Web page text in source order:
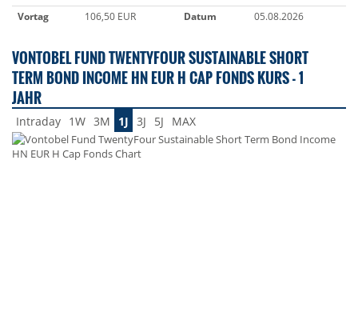
Vortag
106,50 EUR Datum 05.08.2026
VONTOBEL FUND TWENTYFOUR SUSTAINABLE SHORT
TERM BOND INCOME HN EUR H CAP FONDS KURS - 1
JAHR
Intraday 1W 3M 1J 3J 5J MAX